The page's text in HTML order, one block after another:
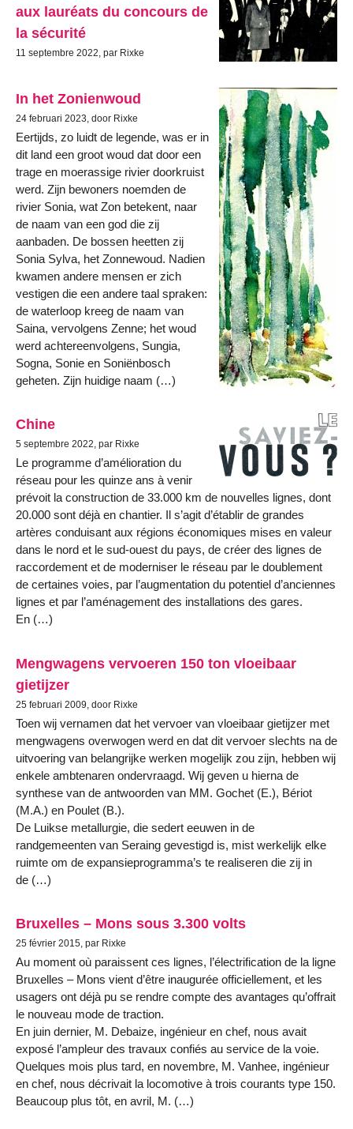
aux lauréats du concours de
la sécurité
11 septembre 2022, par Rixke
In het Zonienwoud
24 februari 2023, door Rixke
Eertijds, zo luidt de legende, was er in
dit land een groot woud dat door een
trage en moerassige rivier doorkruist
werd. Zijn bewoners noemden de
rivier Sonia, wat Zon betekent, naar
de naam van een god die zij
aanbaden. De bossen heetten zij
Sonia Sylva, het Zonnewoud. Nadien
kwamen andere mensen er zich
vestigen die een andere taal spraken:
de waterloop kreeg de naam van
Saina, vervolgens Zenne; het woud
werd achtereenvolgens, Sungia,
Sogna, Sonie en Soniënbosch
geheten. Zijn huidige naam (…)
Chine
5 septembre 2022, par Rixke
Le programme d’amélioration du
réseau pour les quinze ans à venir
prévoit la construction de 33.000 km de nouvelles lignes, dont
20.000 sont déjà en chantier. Il s’agit d’établir de grandes
artères conduisant aux régions économiques mises en valeur
dans le nord et le sud-ouest du pays, de créer des lignes de
raccordement et de moderniser le réseau par le doublement
de certaines voies, par l’augmentation du potentiel d’anciennes
lignes et par l’aménagement des installations des gares.
En (…)
Mengwagens vervoeren 150 ton vloeibaar
gietijzer
25 februari 2009, door Rixke
Toen wij vernamen dat het vervoer van vloeibaar gietijzer met
mengwagens overwogen werd en dat dit vervoer slechts na de
uitvoering van belangrijke werken mogelijk zou zijn, hebben wij
enkele ambtenaren ondervraagd. Wij geven u hierna de
synthese van de antwoorden van MM. Gochet (E.), Bériot
(M.A.) en Poulet (B.).
De Luikse metallurgie, die sedert eeuwen in de
randgemeenten van Seraing gevestigd is, mist werkelijk elke
ruimte om de expansieprogramma’s te realiseren die zij in
de (…)
Bruxelles – Mons sous 3.300 volts
25 février 2015, par Rixke
Au moment où paraissent ces lignes, l’électrification de la ligne
Bruxelles – Mons vient d’être inaugurée officiellement, et les
usagers ont déjà pu se rendre compte des avantages qu’offrait
le nouveau mode de traction.
En juin dernier, M. Debaize, ingénieur en chef, nous avait
exposé l’ampleur des travaux confiés au service de la voie.
Quelques mois plus tard, en novembre, M. Vanhee, ingénieur
en chef, nous décrivait la locomotive à trois courants type 150.
Beaucoup plus tôt, en avril, M. (…)